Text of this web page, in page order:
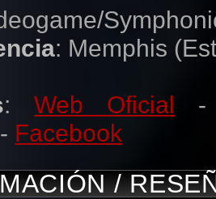
: Memphis
:Web Oficial
- Facebook
/